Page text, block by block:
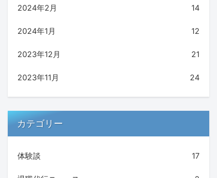
2024年2月 14
2024年1月 12
2023年12月 21
2023年11月 24
カテゴリー
体験談 17